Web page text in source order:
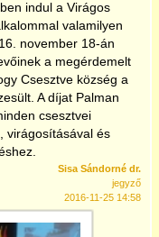
indul a Virágos
valamilyen
november 18-án
a megérdemelt
Csesztve község a
A díjat Palman
csesztvei
virágosításával és
Sisa Sándorné dr.
jegyző
2016-11-25 14:58